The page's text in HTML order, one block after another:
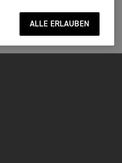
ALLE ERLAUBEN